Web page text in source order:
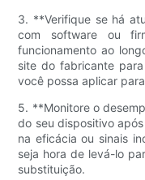
3. **Verifique se há
com software ou
funcionamento ao
site do fabricante
você possa aplicar
5. **Monitore o
do seu dispositivo
na eficácia ou sinais
seja hora de levá-lo
substituição.